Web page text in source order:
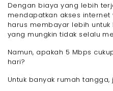
Dengan biaya yang lebih
mendapatkan akses
harus membayar lebih
yang mungkin tidak selalu
Namun, apakah 5 Mbps
hari?
Untuk banyak rumah